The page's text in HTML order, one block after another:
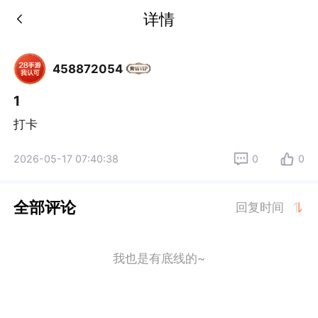
详情
458872054
1
打卡
2026-05-17 07:40:38 0 0
全部评论 回复时间
我也是有底线的~